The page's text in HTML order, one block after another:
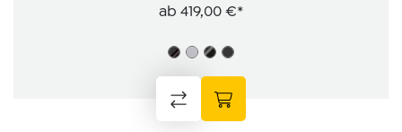
ab 419,00 €*